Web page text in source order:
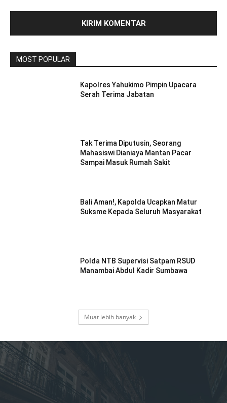
MOST POPULAR
Kapolres Yahukimo Pimpin Upacara
Serah Terima Jabatan
Tak Terima Diputusin, Seorang
Mahasiswi Dianiaya Mantan Pacar
Sampai Masuk Rumah Sakit
Bali Aman!, Kapolda Ucapkan Matur
Suksme Kepada Seluruh Masyarakat
Polda NTB Supervisi Satpam RSUD
Manambai Abdul Kadir Sumbawa
Muat lebih banyak